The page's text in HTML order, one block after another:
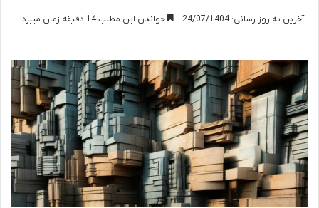
آخرین به روز رسانی: 24/07/1404 خواندن این مطلب 14 دقیقه زمان میبرد